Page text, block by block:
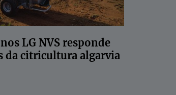
LG NVS responde
da citricultura algarvia